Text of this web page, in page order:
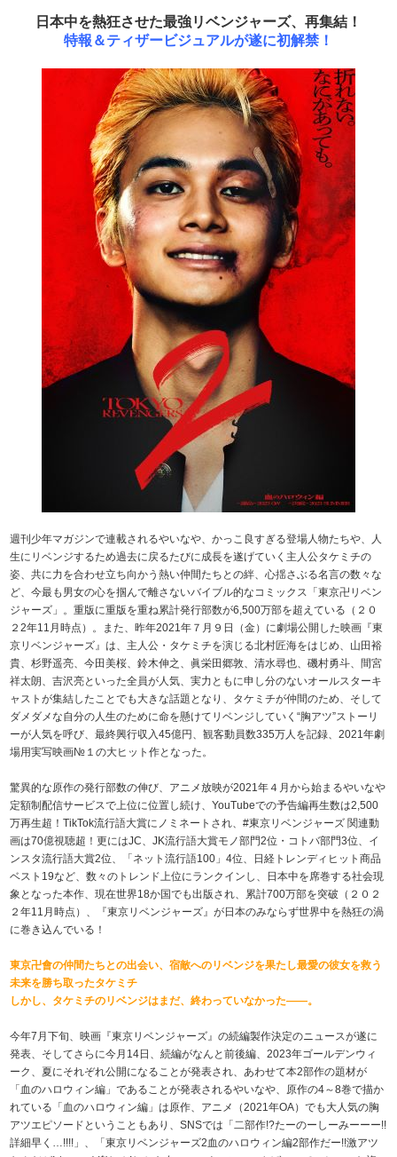
日本中を熱狂させた最強リベンジャーズ、再集結！
特報＆ティザービジュアルが遂に初解禁！
週刊少年マガジンで連載されるやいなや、かっこ良すぎる登場人物たちや、人
生にリベンジするため過去に戻るたびに成長を遂げていく主人公タケミチの
姿、共に力を合わせ立ち向かう熱い仲間たちとの絆、心揺さぶる名言の数々な
ど、今最も男女の心を掴んで離さないバイブル的なコミックス「東京卍リベン
ジャーズ」。重版に重版を重ね累計発行部数が6,500万部を超えている（２０
２2年11月時点）。また、昨年2021年７月９日（金）に劇場公開した映画『東
京リベンジャーズ』は、主人公・タケミチを演じる北村匠海をはじめ、山田裕
貴、杉野遥亮、今田美桜、鈴木伸之、眞栄田郷敦、清水尋也、磯村勇斗、間宮
祥太朗、吉沢亮といった全員が人気、実力ともに申し分のないオールスターキ
ャストが集結したことでも大きな話題となり、タケミチが仲間のため、そして
ダメダメな自分の人生のために命を懸けてリベンジしていく“胸アツ”ストーリ
ーが人気を呼び、最終興行収入45億円、観客動員数335万人を記録、2021年劇
場用実写映画№１の大ヒット作となった。
驚異的な原作の発行部数の伸び、アニメ放映が2021年４月から始まるやいなや
定額制配信サービスで上位に位置し続け、YouTubeでの予告編再生数は2,500
万再生超！TikTok流行語大賞にノミネートされ、#東京リベンジャーズ 関連動
画は70億視聴超！更にはJC、JK流行語大賞モノ部門2位・コトバ部門3位、イ
ンスタ流行語大賞2位、「ネット流行語100」4位、日経トレンディヒット商品
ベスト19など、数々のトレンド上位にランクインし、日本中を席巻する社会現
象となった本作、現在世界18か国でも出版され、累計700万部を突破（２０２
２年11月時点）、『東京リベンジャーズ』が日本のみならず世界中を熱狂の渦
に巻き込んでいる！
東京卍會の仲間たちとの出会い、宿敵へのリベンジを果たし最愛の彼女を救う
未来を勝ち取ったタケミチ
しかし、タケミチのリベンジはまだ、終わっていなかった――。
今年7月下旬、映画『東京リベンジャーズ』の続編製作決定のニュースが遂に
発表、そしてさらに今月14日、続編がなんと前後編、2023年ゴールデンウィ
ーク、夏にそれぞれ公開になることが発表され、あわせて本2部作の題材が
「血のハロウィン編」であることが発表されるやいなや、原作の4～8巻で描か
れている「血のハロウィン編」は原作、アニメ（2021年OA）でも大人気の胸
アツエピソードということもあり、SNSでは「二部作!?たーのーしーみーーー!!
詳細早く…!!!!」、「東京リベンジャーズ2血のハロウィン編2部作だー!!激アツ